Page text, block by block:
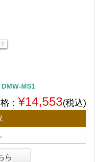
MS1
： ¥14,553(税込)
ら